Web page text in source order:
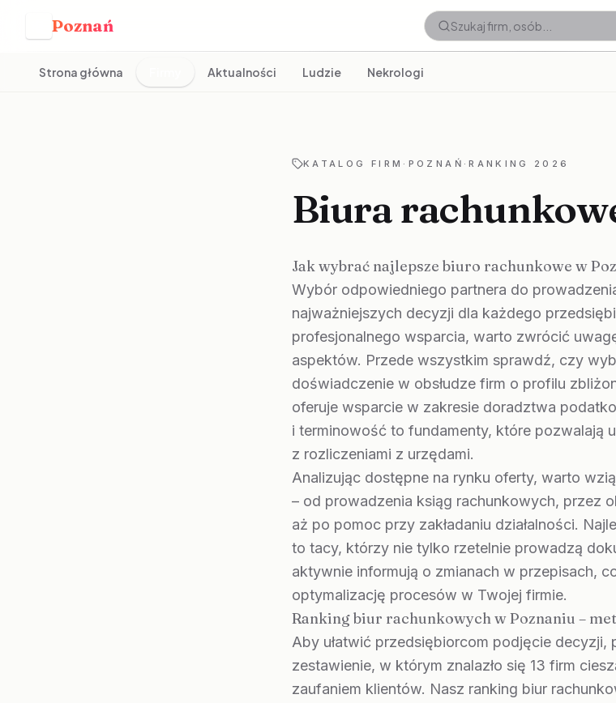
Poznań
Strona główna Aktualności Ludzie Nekrologi
KATALOG FIRM · POZNAŃ ·RANKING 2026
Biura
Jak wybrać najlepsze biuro rachunkowe w
Wybór odpowiedniego partnera do
najważniejszych decyzji dla każdego
profesjonalnego wsparcia, warto zwrócić
aspektów. Przede wszystkim sprawdź, czy
doświadczenie w obsłudze firm o profilu
oferuje wsparcie w zakresie doradztwa
i terminowość to fundamenty, które pozwalają
z rozliczeniami z urzędami.
Analizując dostępne na rynku oferty, warto
– od prowadzenia ksiąg rachunkowych, przez
aż po pomoc przy zakładaniu działalności.
to tacy, którzy nie tylko rzetelnie prowadzą
aktywnie informują o zmianach w przepisach,
optymalizację procesów w Twojej firmie.
Ranking biur rachunkowych w Poznaniu –
Aby ułatwić przedsiębiorcom podjęcie decyzji,
zestawienie, w którym znalazło się 13 firm
zaufaniem klientów. Nasz ranking biur